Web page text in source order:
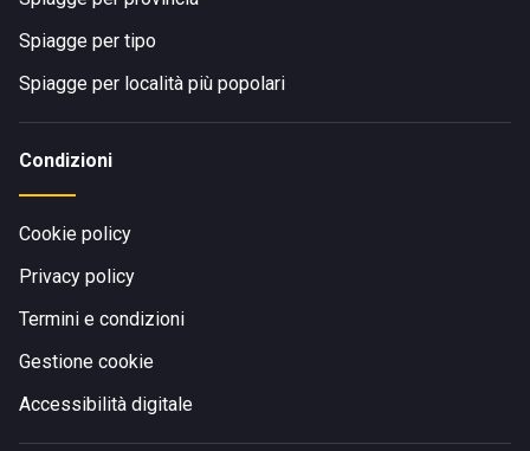
Spiagge per tipo
Spiagge per località più popolari
Condizioni
Cookie policy
Privacy policy
Termini e condizioni
Gestione cookie
Accessibilità digitale